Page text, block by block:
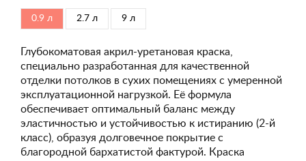
0.9 л 2.7 л 9 л
Глубокоматовая акрил-уретановая краска,
специально разработанная для качественной
отделки потолков в сухих помещениях с умеренной
эксплуатационной нагрузкой. Её формула
обеспечивает оптимальный баланс между
эластичностью и устойчивостью к истиранию (2-й
класс), образуя долговечное покрытие с
благородной бархатистой фактурой. Краска